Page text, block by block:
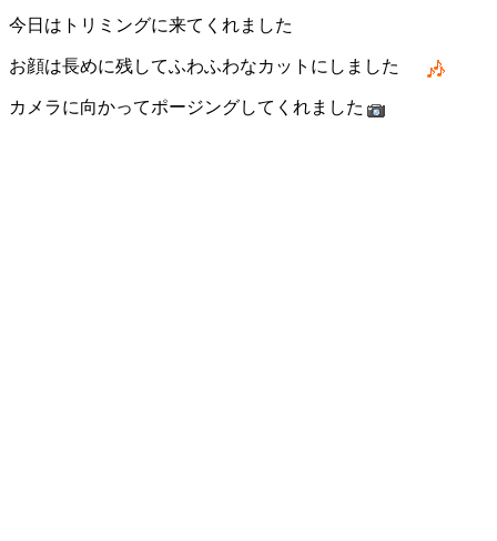
今日はトリミングに来てくれました
お顔は長めに残してふわふわなカットにしました
カメラに向かってポージングしてくれました